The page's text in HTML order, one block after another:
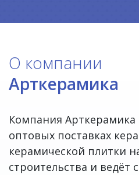
О компании
Арткерамика
Компания Арткерамика
оптовых поставках
керамической плитки
строительства и ведёт